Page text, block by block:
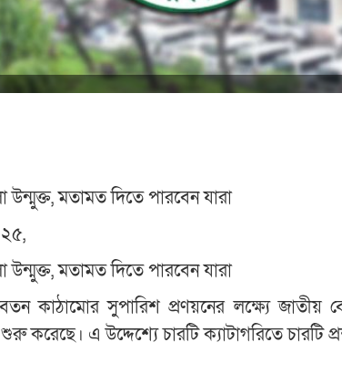
উন্মুক্ত, মতামত দিতে পারবেন যারা
উন্মুক্ত, মতামত দিতে পারবেন যারা
কাঠামোর সুপারিশ প্রণয়নের লক্ষ্যে
করেছে। এ উদ্দেশ্যে চারটি ক্যাটাগরিতে চারটি